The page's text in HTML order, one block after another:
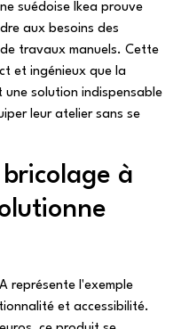
suédoise Ikea prouve
aux besoins des
travaux manuels. Cette
et ingénieux que la
solution indispensable
leur atelier sans se
à
représente l'exemple
et accessibilité.